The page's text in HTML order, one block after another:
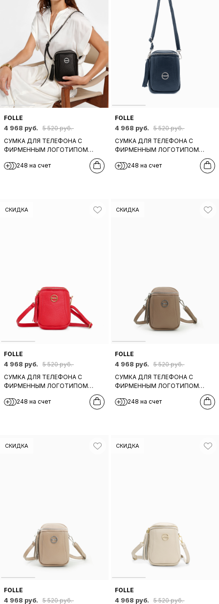
FOLLE
4 968 руб.
5 520 руб.
СУМКА ДЛЯ ТЕЛЕФОНА C
ФИРМЕННЫМ ЛОГОТИПОМ
FOLLE ИЗ НАТУРАЛЬНОЙ КОЖИ
ЧЕРНОГО ЦВЕТА
248 на счет
FOLLE
4 968 руб.
5 520 руб.
СУМКА ДЛЯ ТЕЛЕФОНА C
ФИРМЕННЫМ ЛОГОТИПОМ
FOLLE ИЗ НАТУРАЛЬНОЙ КОЖИ
СИНЕГО ЦВЕТА
248 на счет
СКИДКА
FOLLE
4 968 руб.
5 520 руб.
СУМКА ДЛЯ ТЕЛЕФОНА C
ФИРМЕННЫМ ЛОГОТИПОМ
FOLLE ИЗ НАТУРАЛЬНОЙ КОЖИ
КРАСНОГО ЦВЕТА
248 на счет
СКИДКА
FOLLE
4 968 руб.
5 520 руб.
СУМКА ДЛЯ ТЕЛЕФОНА C
ФИРМЕННЫМ ЛОГОТИПОМ
FOLLE ИЗ НАТУРАЛЬНОЙ КОЖИ
ТЕМНО-БЕЖЕВОГО ЦВЕТА
248 на счет
СКИДКА
FOLLE
4 968 руб. 5 520 руб.
СКИДКА
FOLLE
4 968 руб. 5 520 руб.